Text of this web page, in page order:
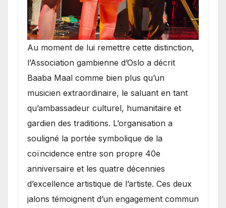
​Au moment de lui remettre cette distinction,
l’Association gambienne d’Oslo a décrit
Baaba Maal comme bien plus qu’un
musicien extraordinaire, le saluant en tant
qu’ambassadeur culturel, humanitaire et
gardien des traditions. L’organisation a
souligné la portée symbolique de la
coïncidence entre son propre 40e
anniversaire et les quatre décennies
d’excellence artistique de l’artiste. Ces deux
jalons témoignent d’un engagement commun